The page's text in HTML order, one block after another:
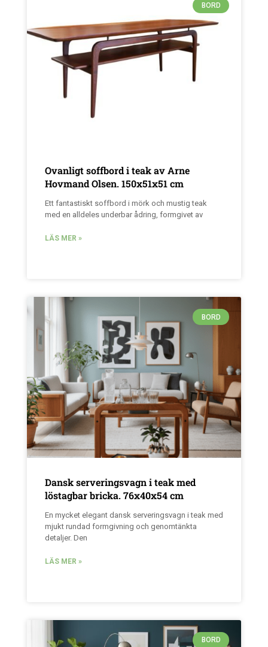
BORD
Ovanligt soffbord i teak av Arne
Hovmand Olsen. 150x51x51 cm
Ett fantastiskt soffbord i mörk och mustig teak
med en alldeles underbar ådring, formgivet av
LÄS MER »
BORD
Dansk serveringsvagn i teak med
löstagbar bricka. 76x40x54 cm
En mycket elegant dansk serveringsvagn i teak med
mjukt rundad formgivning och genomtänkta
detaljer. Den
LÄS MER »
BORD